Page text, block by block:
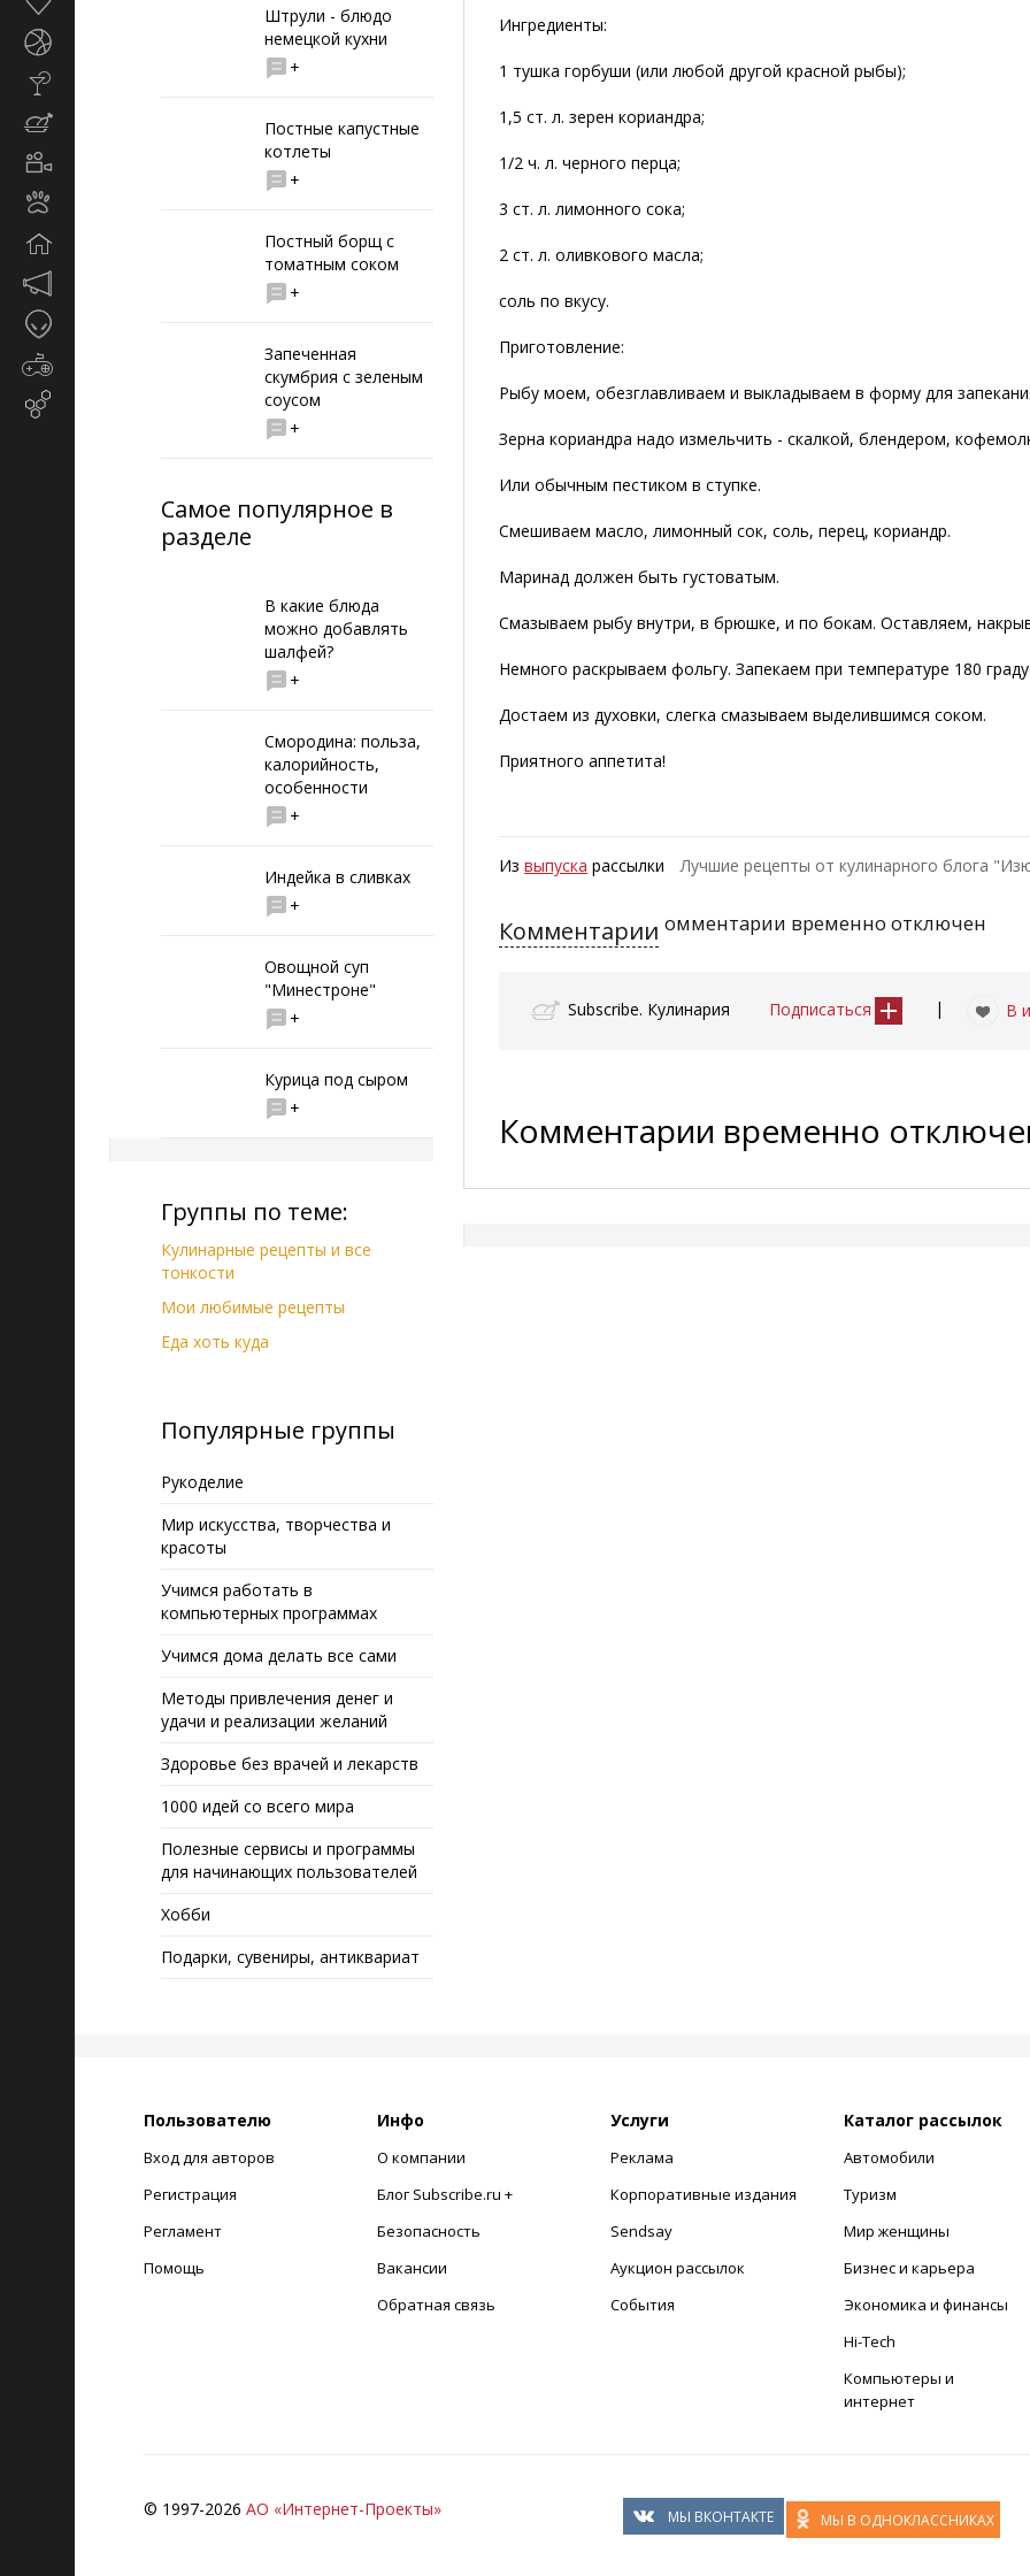
Штрули - блюдо
немецкой кухни
+
Постные капустные
котлеты
+
Постный борщ с
томатным соком
+
Запеченная
скумбрия с зеленым
соусом
+
Самое популярное в
разделе
В какие блюда
можно добавлять
шалфей?
+
Смородина: польза,
калорийность,
особенности
+
Индейка в сливках
+
Овощной суп
"Минестроне"
+
Курица под сыром
+
Группы по теме:
Кулинарные рецепты и все
тонкости
Мои любимые рецепты
Еда хоть куда
Популярные группы
Рукоделие
Мир искусства, творчества и
красоты
Учимся работать в
компьютерных программах
Учимся дома делать все сами
Методы привлечения денег и
удачи и реализации желаний
Здоровье без врачей и лекарств
1000 идей со всего мира
Полезные сервисы и программы
для начинающих пользователей
Хобби
Подарки, сувениры, антиквариат
Ингредиенты:
1 тушка горбуши (или любой другой красной рыбы);
1,5 ст. л. зерен кориандра;
1/2 ч. л. черного перца;
3 ст. л. лимонного сока;
2 ст. л. оливковогомасла;
соль по вкусу.
Приготовление:
Рыбу моем, обезглавливаем и выкладываем в форму для
Зерна кориандра надо измельчить - скалкой, блендером,
Или обычным пестиком в ступке.
Смешиваем масло, лимонный сок, соль, перец, кориандр.
Маринад должен быть густоватым.
Смазываем рыбу внутри, в брюшке, и по бокам. Оставляем,
Немного раскрываем фольгу. Запекаем при температуре 180
Достаем из духовки, слегка смазываем выделившимся соком.
Приятного аппетита!
Извыпуска рассылки Лучшие рецепты от кулинарного блога
Комментарии омментарии временно отключен
Subscribe. Кулинария Подписаться | В
Комментарии временно
Пользователю
Вход для авторов
Регистрация
Регламент
Помощь
Инфо
О компании
Блог Subscribe.ru +
Безопасность
Вакансии
Обратная связь
Услуги
Реклама
Корпоративные издания
Sendsay
Аукцион рассылок
События
Каталог рассылок
Автомобили
Туризм
Мир женщины
Бизнес и карьера
Экономика и финансы
Hi-Tech
Компьютеры и
интернет
© 1997-2026 АО «Интернет-Проекты» МЫ ВКОНТАКТЕ МЫ В ОДНОКЛАССНИКАХ